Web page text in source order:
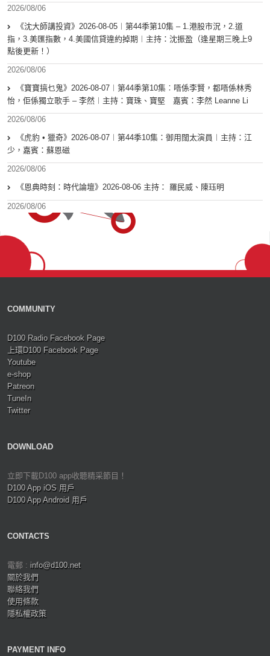
2026/08/06
《沈大師講投資》2026-08-05︱第44季第10集 – 1.港股市況，2.道
指，3.美匯指數，4.美國信貸違約掉期︱主持：沈振盈（逢星期三晚上9
點後更新！）
2026/08/06
《寶寶搞乜鬼》2026-08-07︱第44季第10集︰唔係李賢，都唔係林秀
怡，佢係獨立歌手 – 李然︱主持：寶珠、寶堅 嘉賓：李然 Leanne Li
2026/08/06
《虎豹 • 獵奇》2026-08-07︱第44季10集：御用闊太演員︱主持：江
少，嘉賓：蘇恩磁
2026/08/06
《恩典時刻：時代論壇》2026-08-06 主持： 羅民威、陳珏明
2026/08/06
COMMUNITY
D100 Radio Facebook Page
上環D100 Facebook Page
Youtube
e-shop
Patreon
TuneIn
Twitter
DOWNLOAD
立即下載D100 app收聽精采節目！
D100 App iOS 用戶
D100 App Android 用戶
CONTACTS
電郵 : info@d100.net
關於我們
聯絡我們
使用條款
隱私權政策
PAYMENT INFO